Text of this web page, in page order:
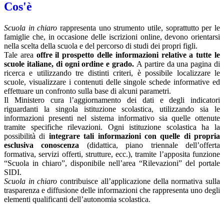
Cos'è
Scuola in chiaro rappresenta uno strumento utile, soprattutto per le
famiglie che, in occasione delle iscrizioni online, devono orientarsi
nella scelta della scuola e del percorso di studi dei propri figli.
Tale area offre il prospetto delle informazioni relative a tutte le
scuole italiane, di ogni ordine e grado. A partire da una pagina di
ricerca e utilizzando tre distinti criteri, è possibile localizzare le
scuole, visualizzare i contenuti delle singole schede informative ed
effettuare un confronto sulla base di alcuni parametri.
Il Ministero cura l’aggiornamento dei dati e degli indicatori
riguardanti la singola istituzione scolastica, utilizzando sia le
informazioni presenti nel sistema informativo sia quelle ottenute
tramite specifiche rilevazioni. Ogni istituzione scolastica ha la
possibilità di integrare tali informazioni con quelle di propria
esclusiva conoscenza (didattica, piano triennale dell’offerta
formativa, servizi offerti, strutture, ecc.), tramite l’apposita funzione
“Scuola in chiaro”, disponibile nell’area “Rilevazioni” del portale
SIDI.
Scuola in chiaro contribuisce all’applicazione della normativa sulla
trasparenza e diffusione delle informazioni che rappresenta uno degli
elementi qualificanti dell’autonomia scolastica.